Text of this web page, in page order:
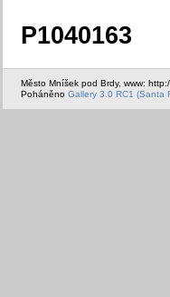
P1040163
Město Mníšek pod Brdy, www:
Poháněno Gallery 3.0 RC1 (Santa